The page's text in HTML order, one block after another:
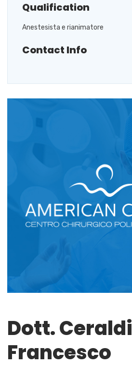
Qualification
Anestesista e rianimatore
Contact Info
Dott. Ceraldi
Francesco